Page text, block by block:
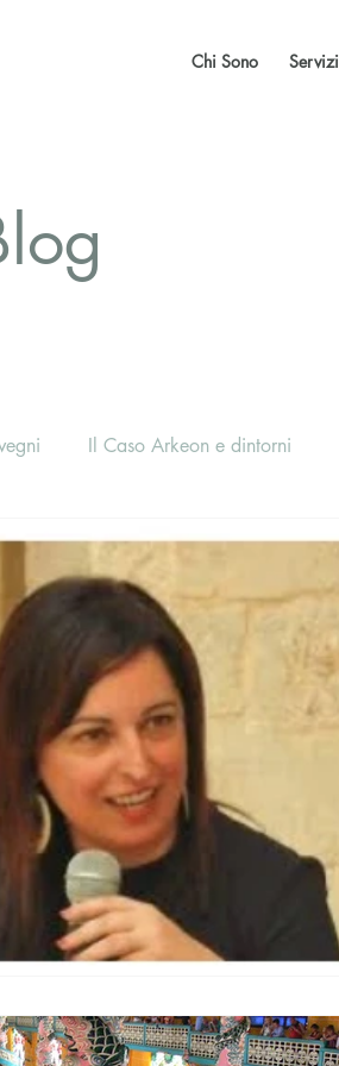
Chi Sono Servizi
Il Caso Arkeon e dintorni
inglese